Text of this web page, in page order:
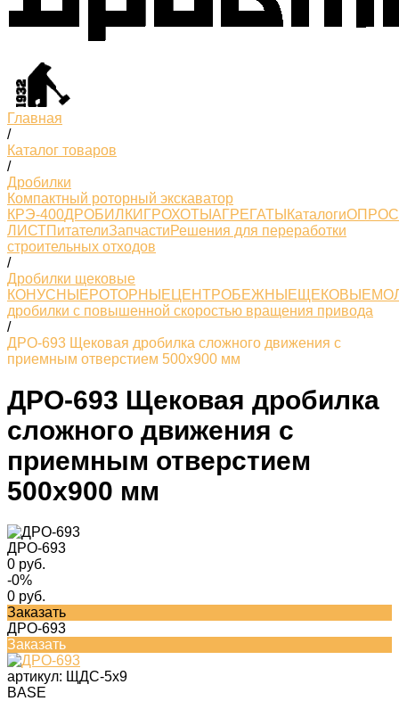
Главная
/
Каталог товаров
/
Дробилки
Компактный роторный экскаватор
КРЭ-400ДРОБИЛКИ ГРОХОТЫ АГРЕГАТЫ Каталоги
ЛИСТПитателиЗапчастиРешения для переработки
строительных отходов
/
Дробилки щековые
КОНУСНЫЕРОТОРНЫЕ ЦЕНТРОБЕЖНЫЕ ЩЕКОВЫЕ
дробилки с повышенной скоростью вращения привода
/
ДРО-693 Щековая дробилка сложного движения с
приемным отверстием 500х900 мм
ДРО-693 Щековая дробилка
сложного движения с
приемным отверстием
500х900 мм
ДРО-693
0 руб.
-0%
0 руб.
Заказать
ДРО-693
Заказать
артикул: ЩДС-5х9
BASE